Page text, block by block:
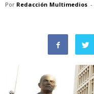
Por Redacción Multimedios -